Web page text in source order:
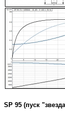
SP 95 (пуск